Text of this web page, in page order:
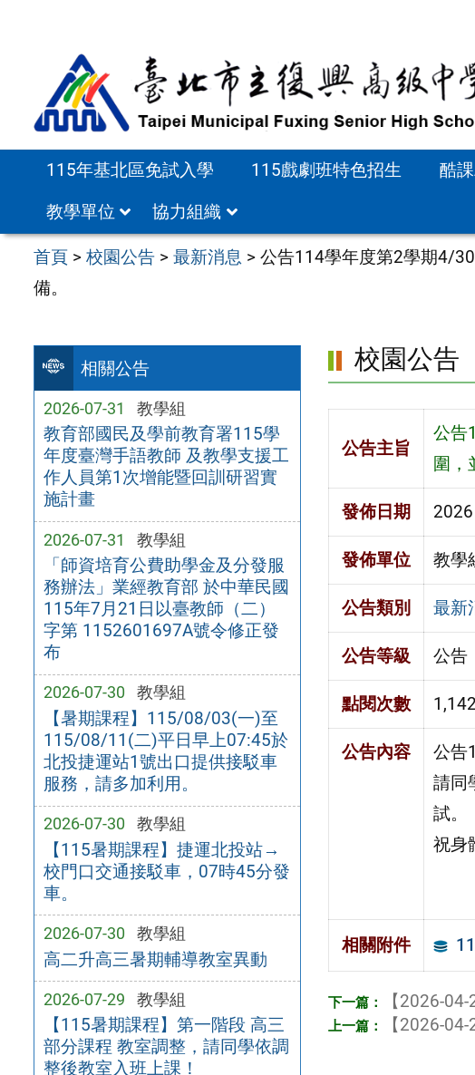
115年基北區免試入學 115戲劇班特色招生 酷
教學單位
協力組織
首頁 >校園公告 >最新消息 >公告114學年度第2學期4/
備。
相關公告
2026-07-31 教學組
教育部國民及學前教育署115學
年度臺灣手語教師 及教學支援工
作人員第1次增能暨回訓研習實
施計畫
2026-07-31 教學組
「師資培育公費助學金及分發服
務辦法」業經教育部 於中華民國
115年7月21日以臺教師（二）
字第 1152601697A號令修正發
布
2026-07-30 教學組
【暑期課程】115/08/03(一)至
115/08/11(二)平日早上07:45於
北投捷運站1號出口提供接駁車
服務，請多加利用。
2026-07-30 教學組
【115暑期課程】捷運北投站→
校門口交通接駁車，07時45分發
車。
2026-07-30 教學組
高二升高三暑期輔導教室異動
2026-07-29 教學組
【115暑期課程】第一階段 高三
部分課程 教室調整，請同學依調
整後教室入班上課！
校園公告
公告主旨
公告
圍，
發佈日期
發佈單位 教學
公告類別 最新
公告等級 公告
點閱次數 1,142
公告內容
公告
請同
試。
祝身
相關附件
【2026-
【2026-04-